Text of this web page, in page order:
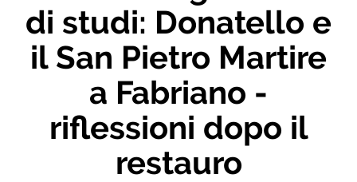
di studi: Donatello e
il San Pietro Martire
a Fabriano -
riflessioni dopo il
restauro